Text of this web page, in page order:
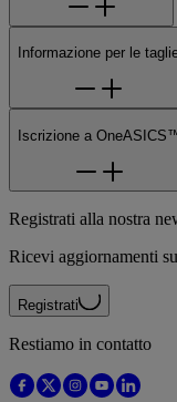
Informazione per le
Iscrizione a
Registrati alla nostra
Ricevi aggiornamenti
Registrati
Restiamo in contatto